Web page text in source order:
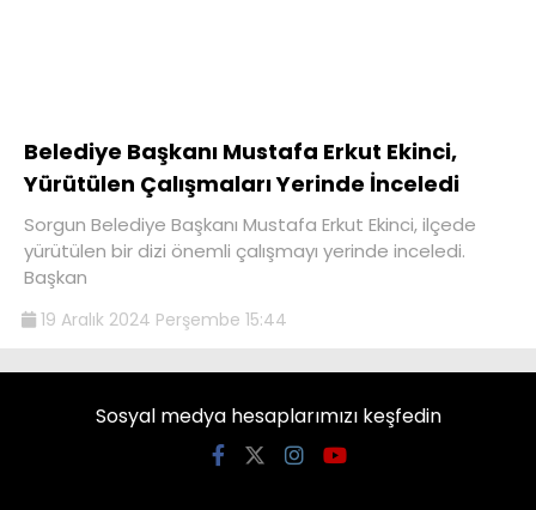
Belediye Başkanı Mustafa Erkut Ekinci,
Yürütülen Çalışmaları Yerinde İnceledi
Sorgun Belediye Başkanı Mustafa Erkut Ekinci, ilçede
yürütülen bir dizi önemli çalışmayı yerinde inceledi.
Başkan
19 Aralık 2024 Perşembe 15:44
Sosyal medya hesaplarımızı keşfedin